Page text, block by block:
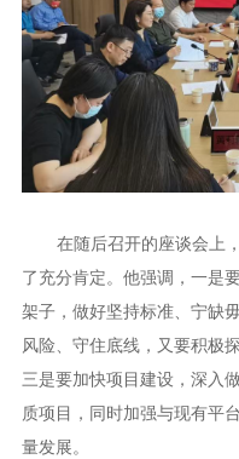
在随后召开的座谈会上
了充分肯定。他强调，一是
架子，做好坚持标准、宁缺
风险、守住底线，又要积极
三是要加快项目建设，深入
质项目，同时加强与现有平
量发展。